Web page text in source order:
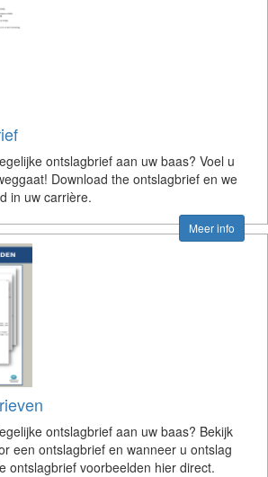
ontslagbrief aan uw baas? Voel u
Download the ontslagbrief en we
in uw carrière.
Meer info
ontslagbrief aan uw baas? Bekijk
een ontslagbrief en wanneer u ontslag
ontslagbrief voorbeelden hier direct.